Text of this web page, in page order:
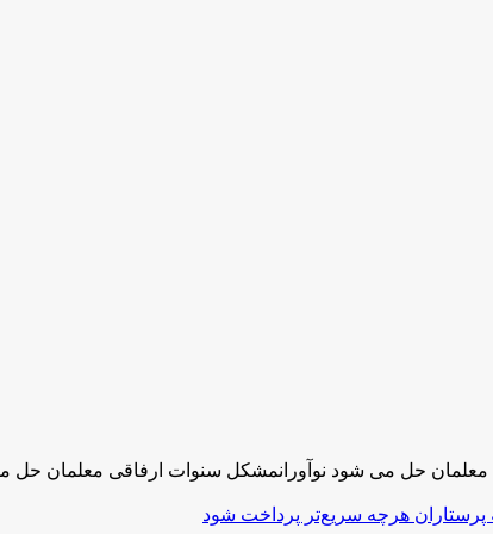
حل می شود نوآورانمشکل سنوات ارفاقی معلمان